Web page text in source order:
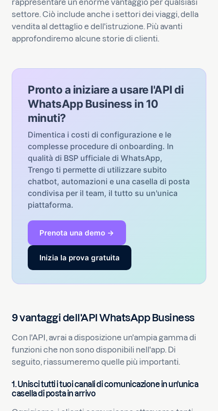
rappresentare un enorme vantaggio per qualsiasi
settore. Ciò include anche i settori dei viaggi, della
vendita al dettaglio e dell'istruzione. Più avanti
approfondiremo alcune storie di clienti.
Pronto a iniziare a usare l'API di
WhatsApp Business in 10
minuti?
Dimentica i costi di configurazione e le
complesse procedure di onboarding. In
qualità di BSP ufficiale di WhatsApp,
Trengo ti permette di utilizzare subito
chatbot, automazioni e una casella di posta
condivisa per il team, il tutto su un'unica
piattaforma.
Prenota una demo →
Inizia la prova gratuita
9 vantaggi dell'API WhatsApp Business
Con l'API, avrai a disposizione un'ampia gamma di
funzioni che non sono disponibili nell'app. Di
seguito, riassumeremo quelle più importanti.
1.Unisci tutti i tuoi canali di comunicazione in un'unica
casella di posta in arrivo